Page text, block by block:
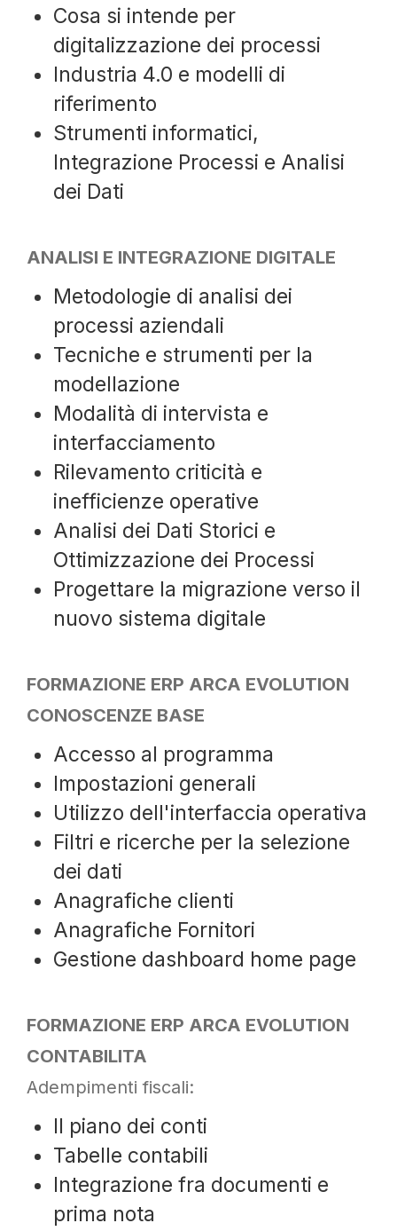
Cosa si intende per
digitalizzazione dei processi
Industria 4.0 e modelli di
riferimento
Strumenti informatici,
Integrazione Processi e Analisi
dei Dati
ANALISI E INTEGRAZIONE DIGITALE
Metodologie di analisi dei
processi aziendali
Tecniche e strumenti per la
modellazione
Modalità di intervista e
interfacciamento
Rilevamento criticità e
inefficienze operative
Analisi dei Dati Storici e
Ottimizzazione dei Processi
Progettare la migrazione verso il
nuovo sistema digitale
FORMAZIONE ERP ARCA EVOLUTION
CONOSCENZE BASE
Accesso al programma
Impostazioni generali
Utilizzo dell'interfaccia operativa
Filtri e ricerche per la selezione
dei dati
Anagrafiche clienti
Anagrafiche Fornitori
Gestione dashboard home page
FORMAZIONE ERP ARCA EVOLUTION
CONTABILITA
Adempimenti fiscali:
Il piano dei conti
Tabelle contabili
Integrazione fra documenti e
prima nota